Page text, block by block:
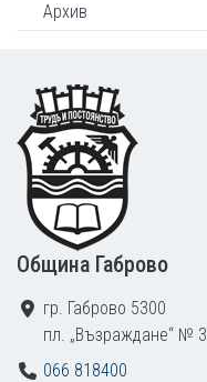
Архив
Footer
Община Габрово
гр. Габрово 5300
пл. „Възраждане“ № 3
066 818400